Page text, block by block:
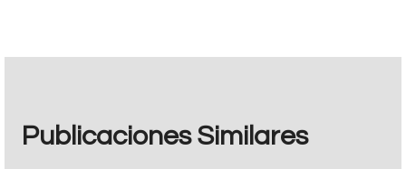
Publicaciones Similares